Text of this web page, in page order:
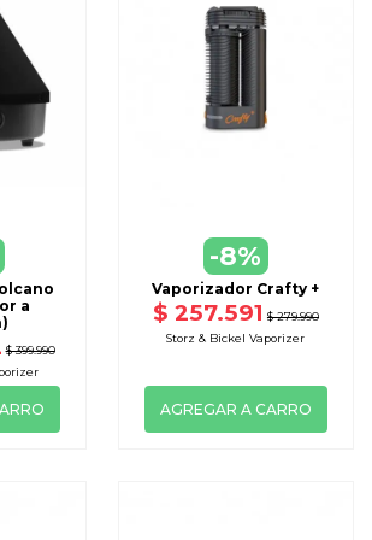
(alto) × 3,7 cm (ancho) × 3,5 cm (profundidad).
colores: Alluring Black (Negro), Inspiring
Dynamic Blue (Azul), Charming Pink (Rosado).
cerámico (1,4 cm³).
de primera calidad: PEEK de grado
a
$ 399.990
-8%
Vaporizador Crafty +
$ 257.591 $ 279.990
Storz & Bickel Vaporizer
AGREGAR A CARRO